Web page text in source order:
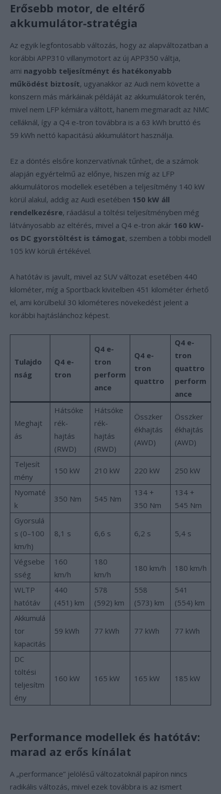
Erősebb motor, de eltérő
akkumulátor-stratégia
Az egyik legfontosabb változás, hogy az alapváltozatban a
korábbi APP310 villanymotort az új APP350 váltja,
ami nagyobb teljesítményt és hatékonyabb
működést biztosít, ugyanakkor az Audi nem követte a
konszern más márkáinak példáját az akkumulátorok terén,
mivel nem LFP kémiára váltott, hanem megmaradt az NMC
celláknál, így a Q4 e-tron továbbra is a 63 kWh bruttó és
59 kWh nettó kapacitású akkumulátort használja.
Ez a döntés elsőre konzervatívnak tűnhet, de a számok
alapján egyértelmű az előnye, hiszen míg az LFP
akkumulátoros modellek esetében a teljesítmény 140 kW
körül alakul, addig az Audi esetében 150 kW áll
rendelkezésre, ráadásul a töltési teljesítményben még
látványosabb az eltérés, mivel a Q4 e-tron akár 160 kW-
os DC gyorstöltést is támogat, szemben a többi modell
105 kW körüli értékével.
A hatótáv is javult, mivel az SUV változat esetében 440
kilométer, míg a Sportback kivitelben 451 kilométer érhető
el, ami körülbelül 30 kilométeres növekedést jelent a
korábbi hajtáslánchoz képest.
Tulajdo
nság
Q4 e-
tron
Q4 e-
tron
perform
ance
Q4 e-
tron
quattro
Q4 e-
tron
quattro
perform
ance
Meghajt
ás
Hátsóke
rék-
hajtás
(RWD)
Hátsóke
rék-
hajtás
(RWD)
Összker
ékhajtás
(AWD)
Összker
ékhajtás
(AWD)
Teljesít
mény
150 kW 210 kW 220 kW 250 kW
Nyomaté
k
350 Nm 545 Nm
134 +
350 Nm
134 +
545 Nm
Gyorsulá
s (0–100
km/h)
8,1 s 6,6 s 6,2 s 5,4 s
Végsebe
sség
160
km/h
180
km/h
180 km/h 180 km/h
WLTP
hatótáv
440
(451) km
578
(592) km
558
(573) km
541
(554) km
Akkumulá
tor
kapacitás
59 kWh 77 kWh 77 kWh 77 kWh
DC
töltési
teljesítm
ény
160 kW 165 kW 165 kW 185 kW
Performance modellek és hatótáv:
marad az erős kínálat
A „performance” jelölésű változatoknál papíron nincs
radikális változás, mivel ezek továbbra is az ismert